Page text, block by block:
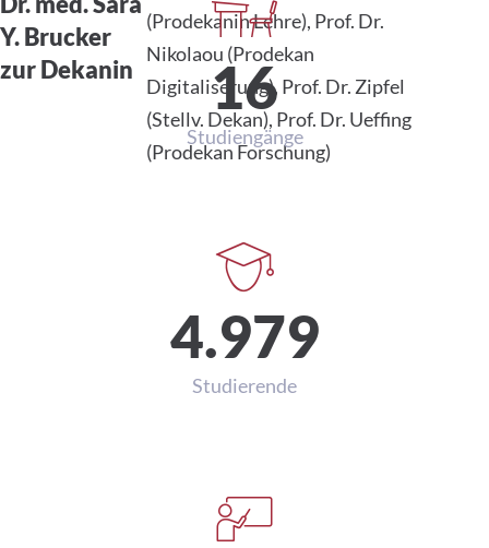
Y. Brucker
zur Dekanin
(Prodekanin Lehre), Prof. Dr.
Nikolaou (Prodekan
Digitaliserung), Prof. Dr. Zipfel
(Stellv. Dekan), Prof. Dr. Ueffing
(Prodekan Forschung)
16
Studiengänge
4.979
Studierende